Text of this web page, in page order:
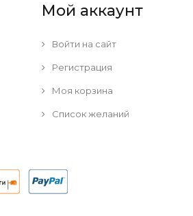
Мой аккаунт
Войти на сайт
Регистрация
Моя корзина
Список желаний